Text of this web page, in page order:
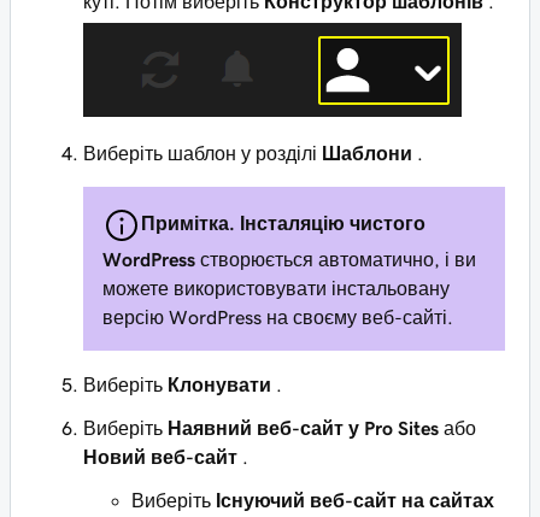
Виберіть шаблон у розділі Шаблони
Примітка. Інсталяцію чистого
WordPress створюється автоматично, і ви
можете використовувати інстальовану
версію WordPress на своєму веб-сайті.
Виберіть Клонувати
Виберіть Наявний веб-сайт у Pro Sites або
Новий веб-сайт
Виберіть Існуючий веб-сайт на сайтах